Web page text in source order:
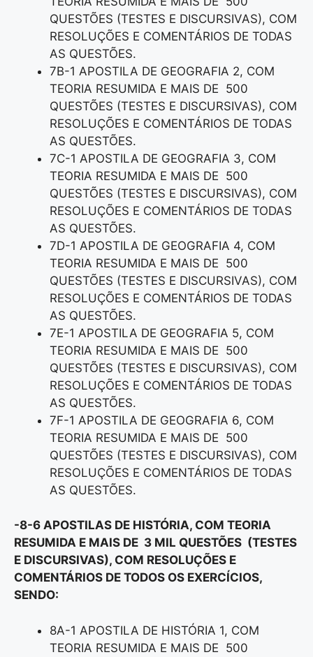
QUESTÕES (TESTES E DISCURSIVAS), COM
RESOLUÇÕES E COMENTÁRIOS DE TODAS
AS QUESTÕES.
7B-1 APOSTILA DE GEOGRAFIA 2, COM
TEORIA RESUMIDA E MAIS DE 500
QUESTÕES (TESTES E DISCURSIVAS), COM
RESOLUÇÕES E COMENTÁRIOS DE TODAS
AS QUESTÕES.
7C-1 APOSTILA DE GEOGRAFIA 3, COM
TEORIA RESUMIDA E MAIS DE 500
QUESTÕES (TESTES E DISCURSIVAS), COM
RESOLUÇÕES E COMENTÁRIOS DE TODAS
AS QUESTÕES.
7D-1 APOSTILA DE GEOGRAFIA 4, COM
TEORIA RESUMIDA E MAIS DE 500
QUESTÕES (TESTES E DISCURSIVAS), COM
RESOLUÇÕES E COMENTÁRIOS DE TODAS
AS QUESTÕES.
7E-1 APOSTILA DE GEOGRAFIA 5, COM
TEORIA RESUMIDA E MAIS DE 500
QUESTÕES (TESTES E DISCURSIVAS), COM
RESOLUÇÕES E COMENTÁRIOS DE TODAS
AS QUESTÕES.
7F-1 APOSTILA DE GEOGRAFIA 6, COM
TEORIA RESUMIDA E MAIS DE 500
QUESTÕES (TESTES E DISCURSIVAS), COM
RESOLUÇÕES E COMENTÁRIOS DE TODAS
AS QUESTÕES.
-8-6 APOSTILAS DE HISTÓRIA, COM TEORIA
RESUMIDA E MAIS DE 3 MIL QUESTÕES (TESTES
E DISCURSIVAS), COM RESOLUÇÕES E
COMENTÁRIOS DE TODOS OS EXERCÍCIOS,
SENDO:
8A-1 APOSTILA DE HISTÓRIA 1, COM
TEORIA RESUMIDA E MAIS DE 500